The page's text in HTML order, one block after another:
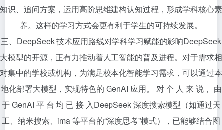
知识、追问方案，运用高阶思维建构认知过程，形成学科核心素
养。这样的学习方式会更有利于学生的可持续发展。
三、DeepSeek 技术应用路线对学科学习赋能的影响DeepSeek
大模型的开源，正有力推动着人工智能的普及进程。对于需求相
对集中的学校或机构，为满足校本化智能学习需求，可以通过本
地化部署大模型，实现特色的 GenAI 应用。 对 个 人 来 说， 由
于 GenAI 平 台 均 已 接 入DeepSeek 深度搜索模型（如通过天
工、纳米搜索、ima 等平台的“深度思考”模式），已能够结合图